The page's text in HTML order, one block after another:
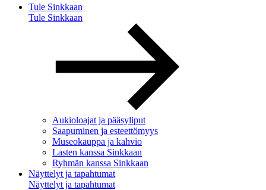
Tule Sinkkaan
Tule Sinkkaan
Aukioloajat ja pääsyliput
Saapuminen ja esteettömyys
Museokauppa ja kahvio
Lasten kanssa Sinkkaan
Ryhmän kanssa Sinkkaan
Näyttelyt ja tapahtumat
Näyttelyt ja tapahtumat